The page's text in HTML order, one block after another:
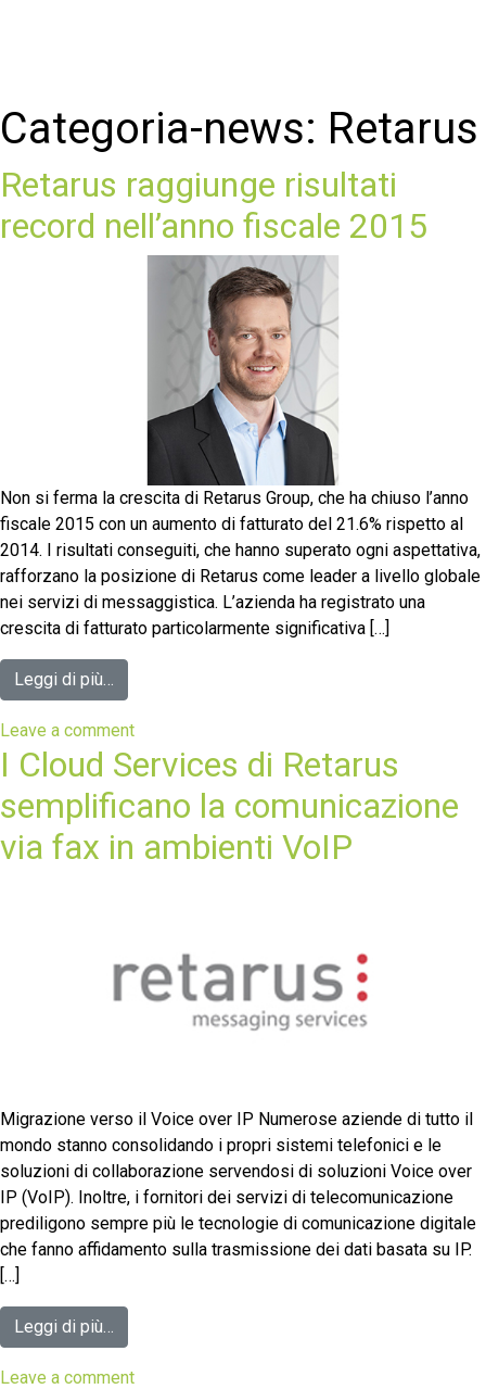
Categoria-news: Retarus
Retarus raggiunge risultati
record nell’anno fiscale 2015
Non si ferma la crescita di Retarus Group, che ha chiuso l’anno
fiscale 2015 con un aumento di fatturato del 21.6% rispetto al
2014. I risultati conseguiti, che hanno superato ogni aspettativa,
rafforzano la posizione di Retarus come leader a livello globale
nei servizi di messaggistica. L’azienda ha registrato una
crescita di fatturato particolarmente significativa […]
Leggi di più…
Leave a comment
I Cloud Services di Retarus
semplificano la comunicazione
via fax in ambienti VoIP
Migrazione verso il Voice over IP Numerose aziende di tutto il
mondo stanno consolidando i propri sistemi telefonici e le
soluzioni di collaborazione servendosi di soluzioni Voice over
IP (VoIP). Inoltre, i fornitori dei servizi di telecomunicazione
prediligono sempre più le tecnologie di comunicazione digitale
che fanno affidamento sulla trasmissione dei dati basata su IP.
[…]
Leggi di più…
Leave a comment